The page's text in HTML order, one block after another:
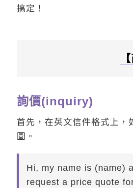
搞定！
詢價(inquiry)
首先，在英文信件格式上，
圖。
Hi, my name is (name)
request a price quote